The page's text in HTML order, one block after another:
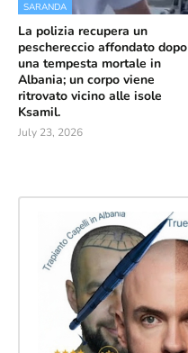
SARANDA
La polizia recupera un
peschereccio affondato dopo
una tempesta mortale in
Albania; un corpo viene
ritrovato vicino alle isole
Ksamil.
July 23, 2026